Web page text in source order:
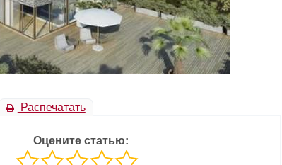
Распечатать
Оцените статью: